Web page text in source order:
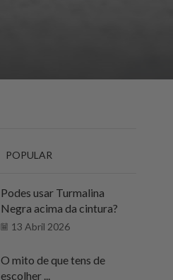
POPULAR
Podes usar Turmalina
Negra acima da cintura?
13 Abril 2026
O mito de que tens de
escolher ...